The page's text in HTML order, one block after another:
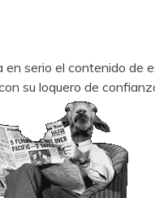
en serio el contenido de
su loquero de